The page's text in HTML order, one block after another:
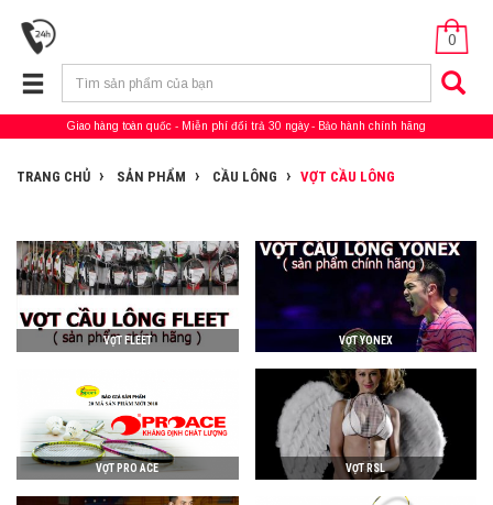
0
Giao hàng toàn quốc Miễn phí đổi trả 30 ngày Bảo hành chính hãng
TRANG CHỦ SẢN PHẨM CẦU LÔNG VỢT CẦU LÔNG
VỢT FLEET VỢT YONEX
VỢT PRO ACE VỢT RSL